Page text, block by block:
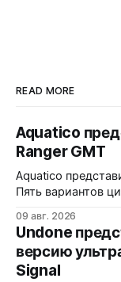
READ MORE
Aquatico
Ranger GMT
Aquatico
Пять вариантов
экземпляров
расположена на 4 часах.
Сапфировое
слоев Swiss
09 авг. 2026
Undone
версию
Signal